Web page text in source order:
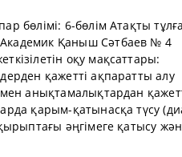
бөлімі: 6-бөлім Атақты
Қаныш Сәтбаев № 4
оқу мақсаттары:
қажетті ақпаратты алу
мен анықтамалықтардан
қарым-қатынасқа түсу
әңгімеге қатысу